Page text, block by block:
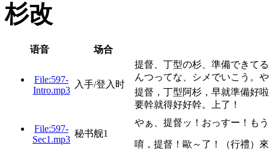
杉改
语音 场合
File:597-
Intro.mp3
入手/登入时
提督、丁型の杉、準備できて
んつってな、シメでいこう。
提督，丁型阿杉，早就準備好
要幹就得好好幹。上了！
File:597-
Sec1.mp3
秘书舰1
やぁ、提督ッ！おっすー！も
唷，提督！歐～了！（行禮）